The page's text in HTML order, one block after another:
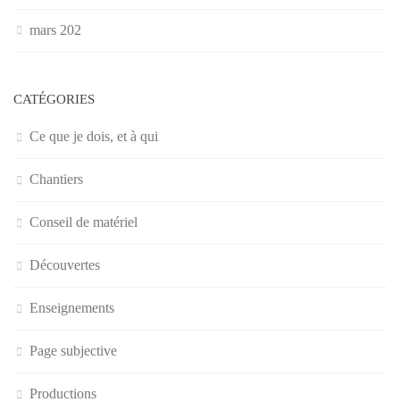
mars 202
CATÉGORIES
Ce que je dois, et à qui
Chantiers
Conseil de matériel
Découvertes
Enseignements
Page subjective
Productions